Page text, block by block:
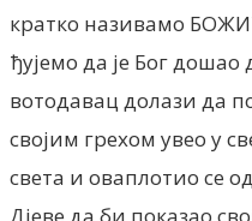
кратко називамо
ђујемо да је Бог
вотодавац долази да
својим грехом увео у
света и оваплотио се
Дјеве да би показао